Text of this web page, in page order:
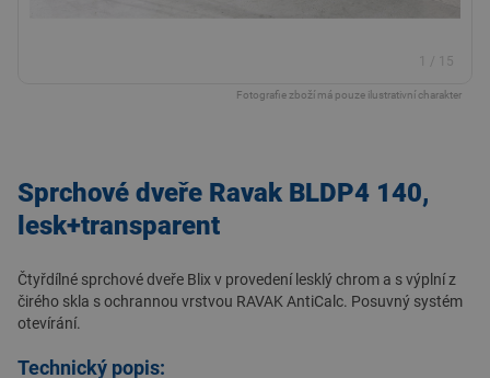
/ 15
Fotografie zboží má pouze ilustrativní charakter
Sprchové dveře Ravak BLDP4 140,
lesk+transparent
Čtyřdílné sprchové dveře Blix v provedení lesklý chrom a s výplní z
čirého skla s ochrannou vrstvou RAVAK AntiCalc. Posuvný systém
otevírání.
Technický popis: